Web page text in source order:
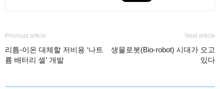
Previous article
리틈-이온 대체할 저비용 ‘나트
륨 배터리 셀’ 개발
Next article
생물로봇(Bio-robot) 시대가 오고
있다